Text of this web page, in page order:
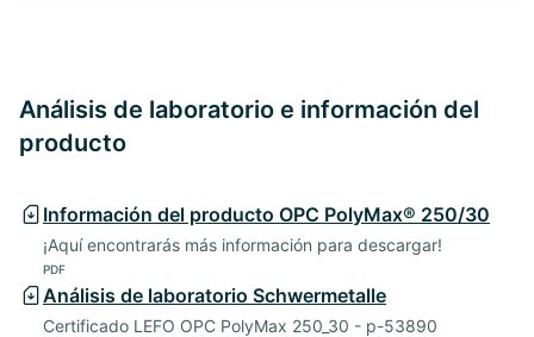
Análisis de laboratorio e información del
producto
Información del producto OPC PolyMax® 250/30
¡Aquí encontrarás más información para descargar!
PDF
Análisis de laboratorio Schwermetalle
Certificado LEFO OPC PolyMax 250_30 - p-53890